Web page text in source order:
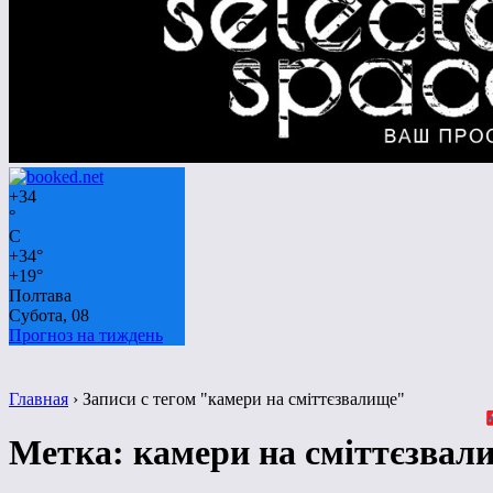
+34
°
C
+34°
+19°
Полтава
Субота, 08
Прогноз на тиждень
Главная › Записи с тегом "камери на сміттєзвалище"
Метка: камери на